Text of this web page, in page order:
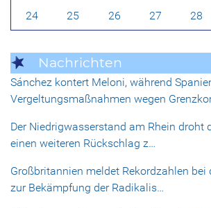
24 25 26 27 28
Nachrichten
Sánchez kontert Meloni, während
Vergeltungsmaßnahmen wegen
Der Niedrigwasserstand am Rhein droht
einen weiteren Rückschlag z…
Großbritannien meldet Rekordzahlen bei
zur Bekämpfung der Radikalis…